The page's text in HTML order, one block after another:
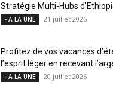
Stratégie Multi-Hubs
- A LA UNE 21 juillet 2026
Profitez de vos vacances
l’esprit léger en recevant
- A LA UNE 20 juillet 2026